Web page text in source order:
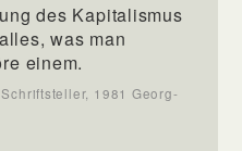
des Kapitalismus
was man
einem.
1981 Georg-